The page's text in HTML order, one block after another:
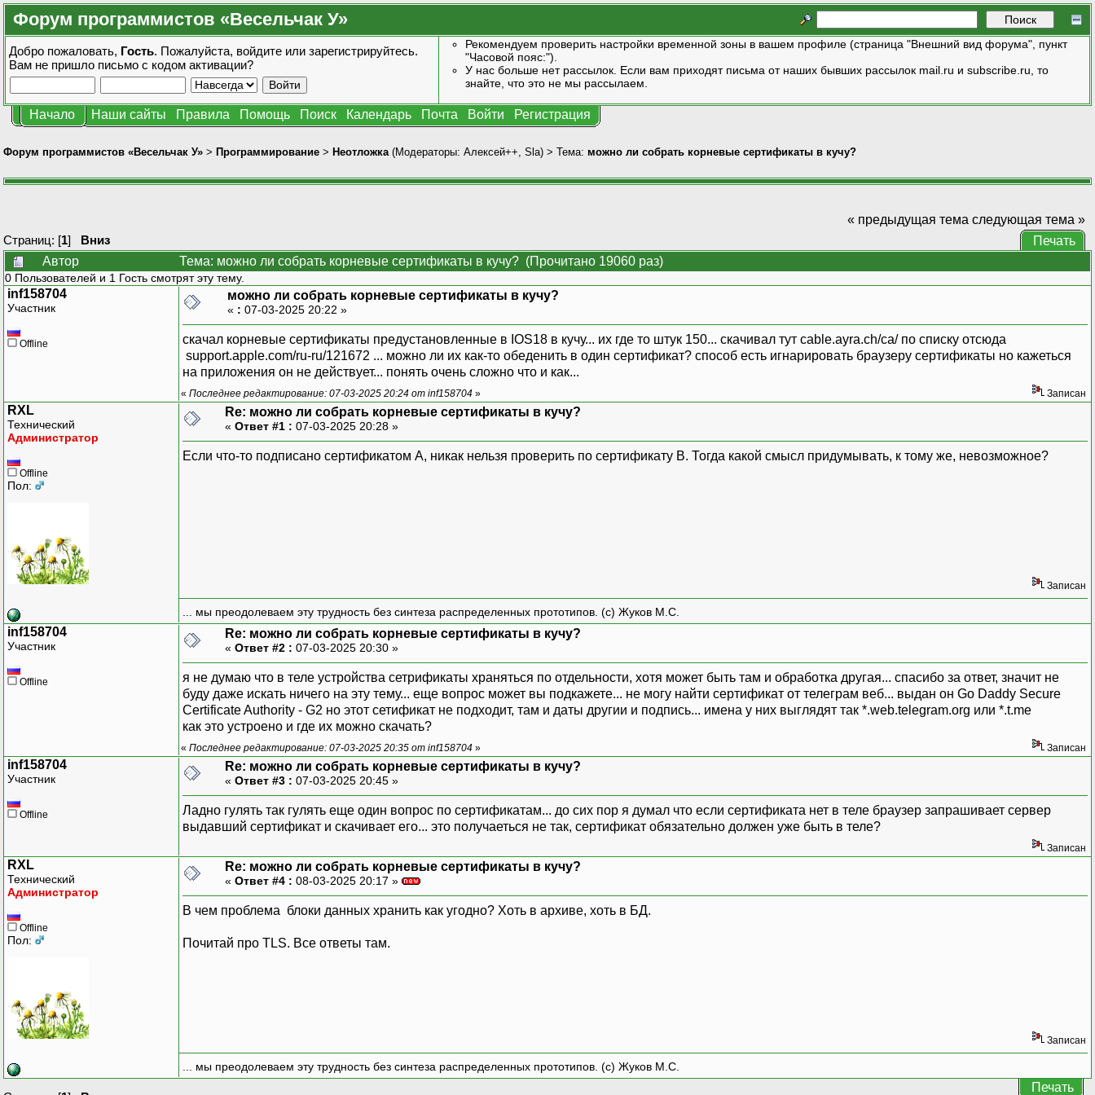
Форум программистов «Весельчак У»
Добро пожаловать, Гость. Пожалуйста, войдите или зарегистрируйтесь.
Вам не пришло письмо с кодом активации?
Рекомендуем проверить настройки временной зоны в вашем профиле (страница "Внешний вид форума", пункт
"Часовой пояс:").
У нас больше нет рассылок. Если вам приходят письма от наших бывших рассылок mail.ru и subscribe.ru, то
знайте, что это не мы рассылаем.
Начало Наши сайты Правила Помощь Поиск Календарь Почта Войти Регистрация
Форум программистов «Весельчак У» > Программирование > Неотложка (Модераторы: Алексей++ Sla) > Тема: можно ли собрать корневые сертификаты в кучу?
Страниц: [1] Вниз
« предыдущая тема следующая тема »
Печать
Автор
Тема: можно ли собрать корневые сертификаты в кучу? (Прочитано 19060 раз)
0 Пользователей и 1 Гость смотрят эту тему.
inf158704
Участник
Offline
можно ли собрать корневые сертификаты в кучу?
« : 07-03-2025 20:22 »
скачал корневые сертификаты предустановленные в IOS18 в кучу... их где то штук 150... скачивал тут cable.ayra.ch/ca/ по списку отсюда
support.apple.com/ru-ru/121672 ... можно ли их как-то обеденить в один сертификат? способ есть игнарировать браузеру сертификаты но кажеться
на приложения он не действует... понять очень сложно что и как...
« Последнее редактирование: 07-03-2025 20:24 от inf158704 » Записан
RXL
Технический
Администратор
Offline
Пол:
Re: можно ли собрать корневые сертификаты в кучу?
« Ответ #1 : 07-03-2025 20:28 »
Если что-то подписано сертификатом A, никак нельзя проверить по сертификату B. Тогда какой смысл придумывать, к тому же, невозможное?
Записан
... мы преодолеваем эту трудность без синтеза распределенных прототипов. (с) Жуков М.С.
inf158704
Участник
Offline
Re: можно ли собрать корневые сертификаты в кучу?
« Ответ #2 : 07-03-2025 20:30 »
я не думаю что в теле устройства сетрификаты храняться по отдельности, хотя может быть там и обработка другая... спасибо за ответ, значит не
буду даже искать ничего на эту тему... еще вопрос может вы подкажете... не могу найти сертификат от телеграм веб... выдан он Go Daddy Secure
Certificate Authority - G2 но этот сетификат не подходит, там и даты другии и подпись... имена у них выглядят так *.web.telegram.org или *.t.me
как это устроено и где их можно скачать?
« Последнее редактирование: 07-03-2025 20:35 от inf158704 » Записан
inf158704
Участник
Offline
Re: можно ли собрать корневые сертификаты в кучу?
« Ответ #3 : 07-03-2025 20:45 »
Ладно гулять так гулять еще один вопрос по сертификатам... до сих пор я думал что если сертификата нет в теле браузер запрашивает сервер
выдавший сертификат и скачивает его... это получаеться не так, сертификат обязательно должен уже быть в теле?
Записан
RXL
Технический
Администратор
Offline
Пол:
Re: можно ли собрать корневые сертификаты в кучу?
« Ответ #4 : 08-03-2025 20:17 »
В чем проблема блоки данных хранить как угодно? Хоть в архиве, хоть в БД.
Почитай про TLS. Все ответы там.
Записан
... мы преодолеваем эту трудность без синтеза распределенных прототипов. (с) Жуков М.С.
Печать